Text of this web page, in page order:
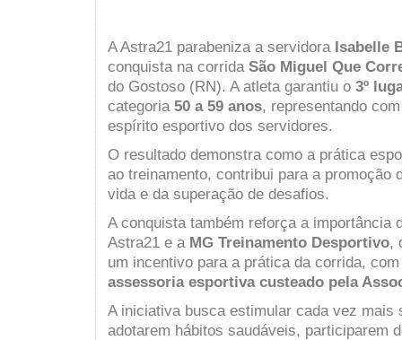
A Astra21 parabeniza a servidora Isabelle
conquista na corrida São Miguel Que
do Gostoso (RN). A atleta garantiu o 3º
categoria 50 a 59 anos, representando
espírito esportivo dos servidores.
O resultado demonstra como a prática
ao treinamento, contribui para a promoção
vida e da superação de desafios.
A conquista também reforça a importância
Astra21 e a MG Treinamento Desportivo,
um incentivo para a prática da corrida,
assessoria esportiva custeado pela
A iniciativa busca estimular cada vez mais
adotarem hábitos saudáveis, participarem